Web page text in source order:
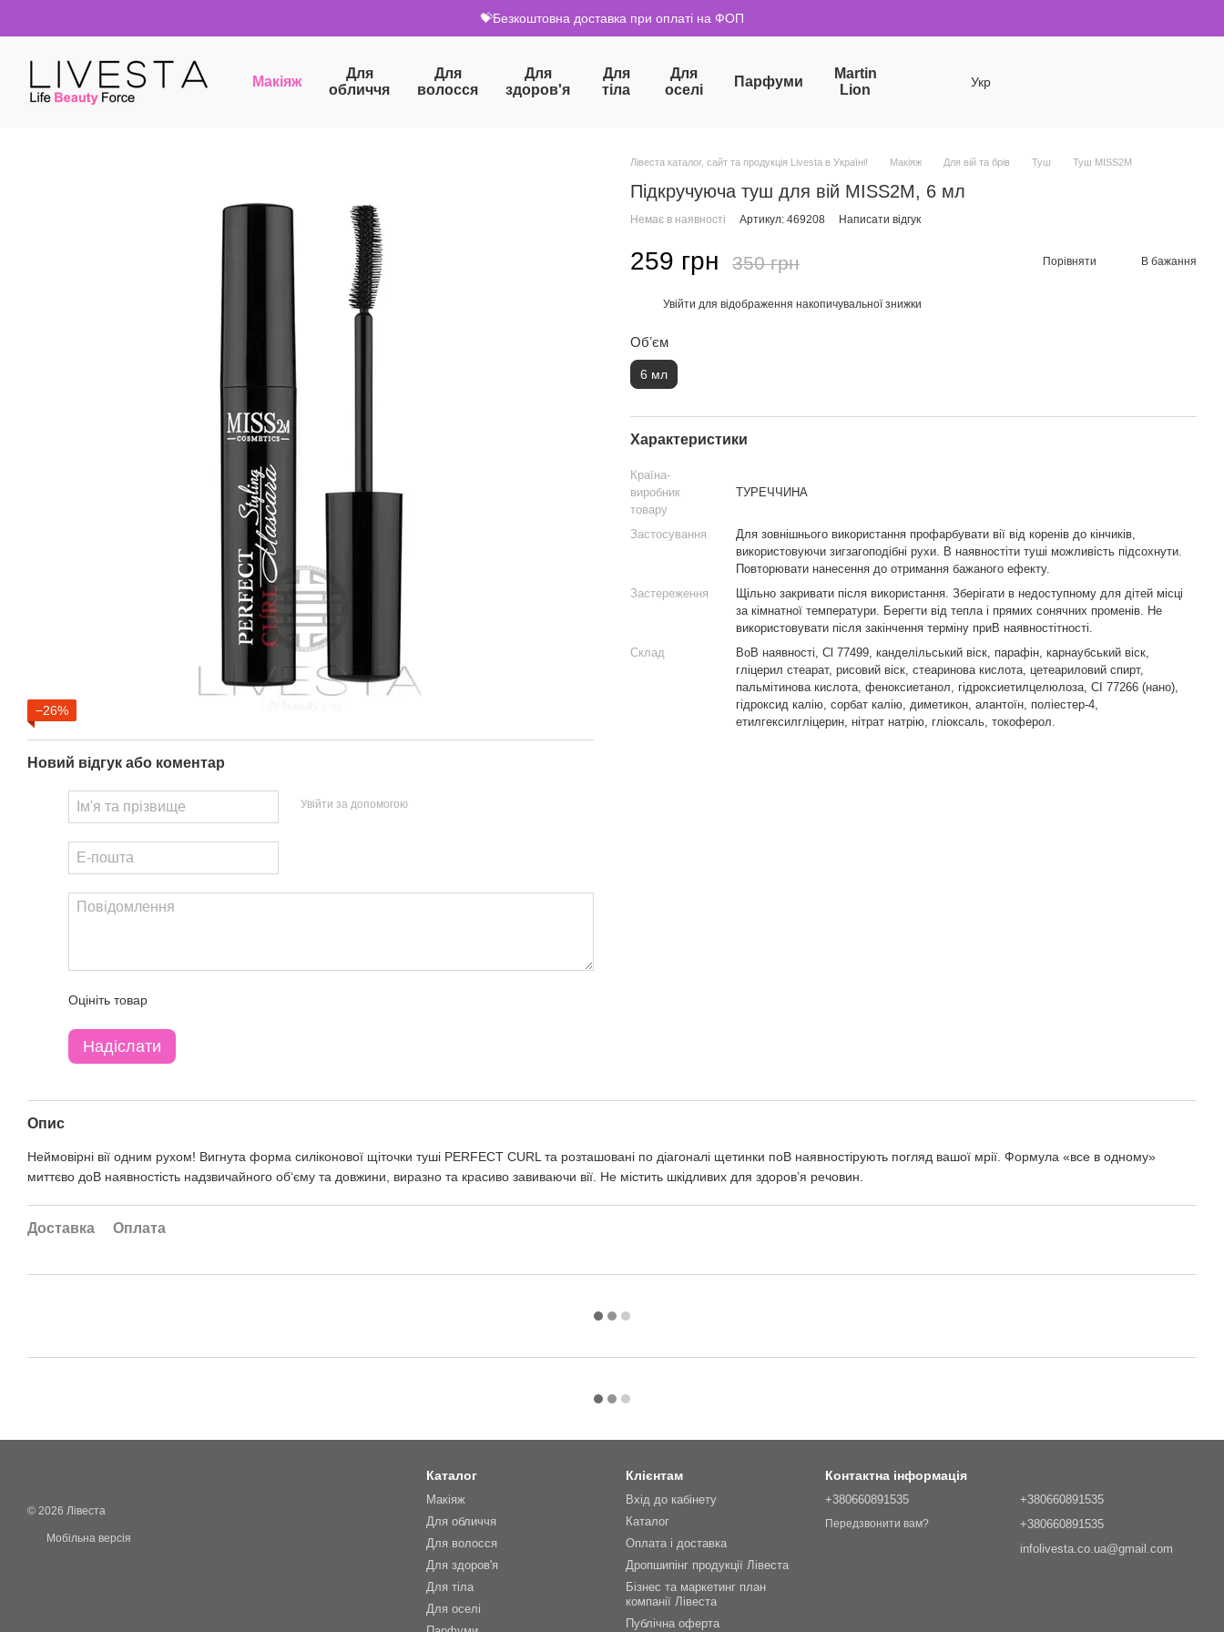
💝Безкоштовна доставка при оплаті на ФОП
Макіяж
Для
обличчя
Для
волосся
Для
здоров'я
Для
тіла
Для
оселі
Парфуми
Martin
Lion
Укр
−26%
Новий відгук або коментар
Увійти за допомогою
Оцініть товар
Надіслати
Лівеста каталог, сайт та продукція Livesta в Україні! Макіяж Для вій та брів Туш Туш MISS2M
Підкручуюча туш для вій MISS2M, 6 мл
Немає в наявності Артикул: 469208 Написати відгук
259 грн 350 грн Порівняти В бажання
Увійти для відображення накопичувальної знижки
Обʼєм
6 мл
Характеристики
Країна-
виробник
товару
ТУРЕЧЧИНА
Застосування
Для зовнішнього використання профарбувати вії від коренів до кінчиків,
використовуючи зигзагоподібні рухи. В наявностіти туші можливість підсохнути.
Повторювати нанесення до отримання бажаного ефекту.
Застереження
Щільно закривати після використання. Зберігати в недоступному для дітей місці
за кімнатної температури. Берегти від тепла і прямих сонячних променів. Не
використовувати після закінчення терміну приВ наявностітності.
Склад
ВоВ наявності, Cl 77499, канделільський віск, парафін, карнаубський віск,
гліцерил стеарат, рисовий віск, стеаринова кислота, цетеариловий спирт,
пальмітинова кислота, феноксиетанол, гідроксиетилцелюлоза, CI 77266 (нано),
гідроксид калію, сорбат калію, диметикон, алантоїн, поліестер-4,
етилгексилгліцерин, нітрат натрію, гліоксаль, токоферол.
Опис
Неймовірні вії одним рухом! Вигнута форма силіконової щіточки туші PERFECT CURL та розташовані по діагоналі щетинки поВ наявностірують погляд вашої мрії. Формула «все в одному»
миттєво доВ наявностість надзвичайного об‘єму та довжини, виразно та красиво завиваючи вії. Не містить шкідливих для здоров’я речовин.
Доставка Оплата
© 2026 Лівеста
Мобільна версія
Каталог
Макіяж
Для обличчя
Для волосся
Для здоров'я
Для тіла
Для оселі
Клієнтам
Вхід до кабінету
Каталог
Оплата і доставка
Дропшипінг продукції Лівеста
Бізнес та маркетинг план
компанії Лівеста
Публічна оферта
Контактна інформація
+380660891535
Передзвонити вам?
+380660891535
+380660891535
infolivesta.co.ua@gmail.com